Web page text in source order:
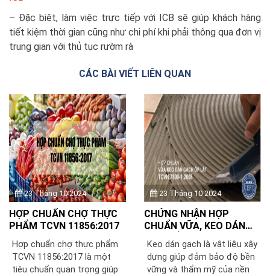
– Đặc biệt, làm việc trực tiếp với ICB sẽ giúp khách hàng
tiết kiệm thời gian cũng như chi phí khi phải thông qua đơn vị
trung gian với thủ tục rườm rà
CÁC BÀI VIẾT LIÊN QUAN
23 Tháng 10 2024
HỢP CHUẨN CHỢ THỰC
PHẨM TCVN 11856:2017
Hợp chuẩn chợ thực phẩm
TCVN 11856:2017 là một
tiêu chuẩn quan trọng giúp
23 Tháng 10 2024
CHỨNG NHẬN HỢP
CHUẨN VỮA, KEO DÁN
GẠCH ỐP LÁT TCVN
7899-1:2008
Keo dán gạch là vật liệu xây
dựng giúp đảm bảo độ bền
vững và thẩm mỹ của nền